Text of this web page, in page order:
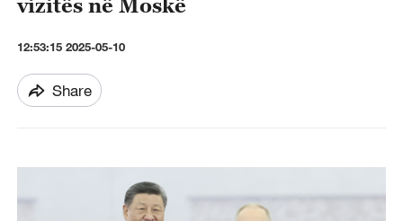
vizitës në Moskë
12:53:15 2025-05-10
Share